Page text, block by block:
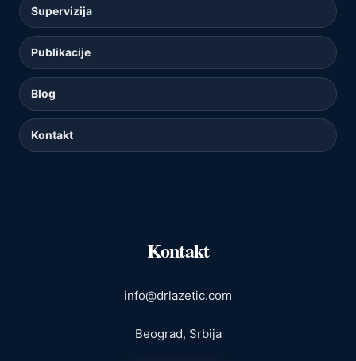
Supervizija
Publikacije
Blog
Kontakt
Kontakt
info@drlazetic.com
Beograd, Srbija